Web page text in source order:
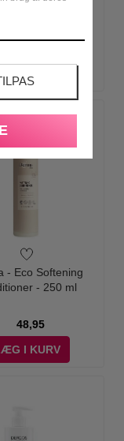
- Eco Softening
- 250 ml
48,95
I KURV